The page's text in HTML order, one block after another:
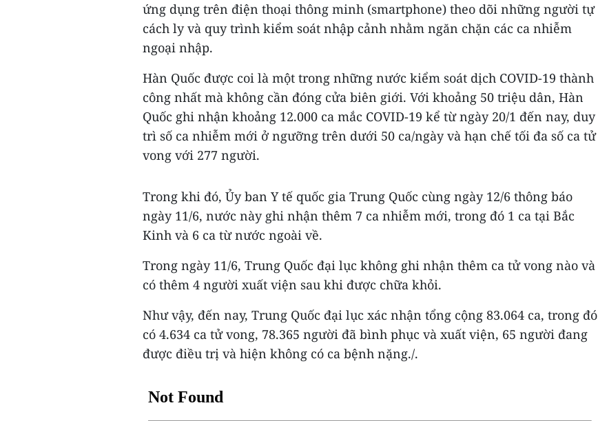
ứng dụng trên điện thoại thông minh (smartphone) theo dõi những người tự
cách ly và quy trình kiểm soát nhập cảnh nhằm ngăn chặn các ca nhiễm
ngoại nhập.
Hàn Quốc được coi là một trong những nước kiểm soát dịch COVID-19 thành
công nhất mà không cần đóng cửa biên giới. Với khoảng 50 triệu dân, Hàn
Quốc ghi nhận khoảng 12.000 ca mắc COVID-19 kể từ ngày 20/1 đến nay, duy
trì số ca nhiễm mới ở ngưỡng trên dưới 50 ca/ngày và hạn chế tối đa số ca tử
vong với 277 người.
Trong khi đó, Ủy ban Y tế quốc gia Trung Quốc cùng ngày 12/6 thông báo
ngày 11/6, nước này ghi nhận thêm 7 ca nhiễm mới, trong đó 1 ca tại Bắc
Kinh và 6 ca từ nước ngoài về.
Trong ngày 11/6, Trung Quốc đại lục không ghi nhận thêm ca tử vong nào và
có thêm 4 người xuất viện sau khi được chữa khỏi.
Như vậy, đến nay, Trung Quốc đại lục xác nhận tổng cộng 83.064 ca, trong đó
có 4.634 ca tử vong, 78.365 người đã bình phục và xuất viện, 65 người đang
được điều trị và hiện không có ca bệnh nặng./.